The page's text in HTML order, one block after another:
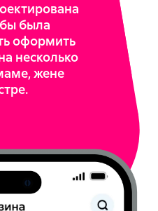
была
оформить
несколько
жене